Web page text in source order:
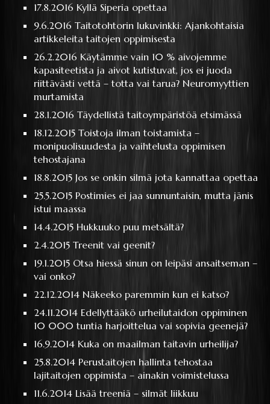
17.8.2016Kyllä Siperia opettaa
9.6.2016Taitotohtorin lukuvinkki: Ajankohtaisia
artikkeleita taitojen oppimisesta
26.2.2016Käytämme vain 10 % aivojemme
kapasiteetista ja aivot kutistuvat, jos ei juoda
riittävästi vettä – totta vai tarua? Neuromyyttien
murtamista
28.1.2016Täydellistä taitoympäristöä etsimässä
18.12.2015Toistoja ilman toistamista –
monipuolisuudesta ja vaihtelusta oppimisen
tehostajana
18.8.2015 Jos se onkin silmä jota kannattaa opettaa
25.5.2015Postimies ei jaa sunnuntaisin, mutta jänis
istui maassa
14.4.2015Hukkuuko puu metsältä?
2.4.2015Treenit vai geenit?
19.1.2015 Otsa hiessä sinun on leipäsi ansaitseman –
vai onko?
22.12.2014Näkeeko paremmin kun ei katso?
24.11.2014Edellyttääkö urheilutaidon oppiminen
10 000 tuntia harjoittelua vai sopivia geenejä?
16.9.2014Kuka on maailman taitavin urheilija?
25.8.2014Perustaitojen hallinta tehostaa
lajitaitojen oppimista – ainakin voimistelussa
11.6.2014Lisää treeniä – silmät liikkuu